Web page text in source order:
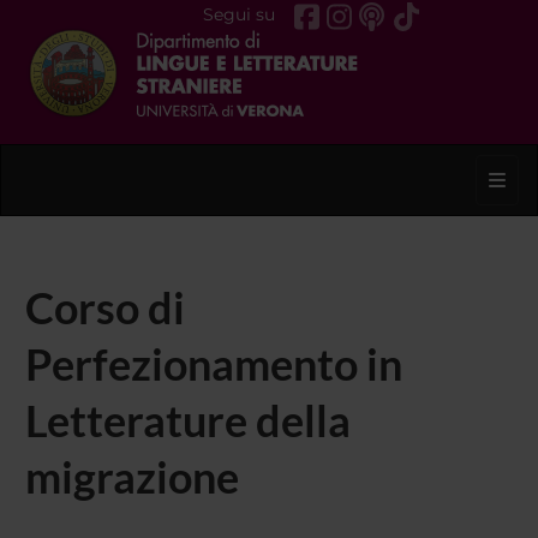
Segui su
Corso di
Perfezionamento in
Letterature della
migrazione